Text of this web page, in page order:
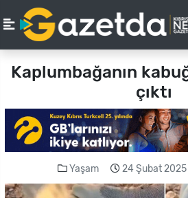
Kaplumbağanın
çıktı
Yaşam 24 Şubat 2025